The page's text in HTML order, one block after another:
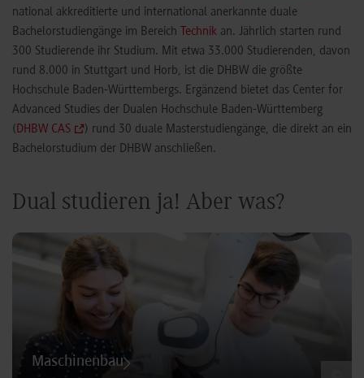
national akkreditierte und international anerkannte duale
Bachelorstudiengänge im Bereich
Technik an. Jährlich starten rund
300 Studierende ihr Studium. Mit etwa 33.000 Studierenden, davon
rund 8.000 in Stuttgart und Horb, ist die DHBW die größte
Hochschule Baden-Württembergs. Ergänzend bietet das Center for
Advanced Studies der Dualen Hochschule Baden-Württemberg
( DHBW CAS
) rund 30 duale Masterstudiengänge, die direkt an ein
Bachelorstudium der DHBW anschließen.
Dual studieren ja! Aber was?
Maschinenbau